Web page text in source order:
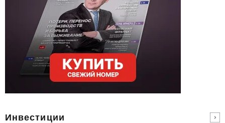
Инвестиции